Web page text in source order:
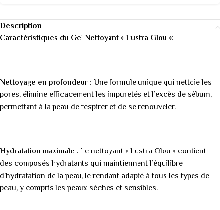
Description
Caractéristiques du Gel Nettoyant « Lustra Glou »:
Nettoyage en profondeur : Une formule unique qui nettoie les
pores, élimine efficacement les impuretés et l’excès de sébum,
permettant à la peau de respirer et de se renouveler.
Hydratation maximale : Le nettoyant « Lustra Glou » contient
des composés hydratants qui maintiennent l’équilibre
d’hydratation de la peau, le rendant adapté à tous les types de
peau, y compris les peaux sèches et sensibles.